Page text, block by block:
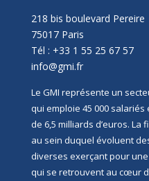
218 bis boulevard Pereire
75017 Paris
Tél : +33 1 55 25 67 57
info@gmi.fr
Le GMI représente un
qui emploie 45 000
de 6,5 milliards d’euros.
au sein duquel évoluent
diverses exerçant pour
qui se retrouvent au cœur